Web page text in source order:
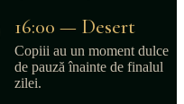
16:00 — Desert
Copiii au un moment dulce
de pauză înainte de finalul
zilei.